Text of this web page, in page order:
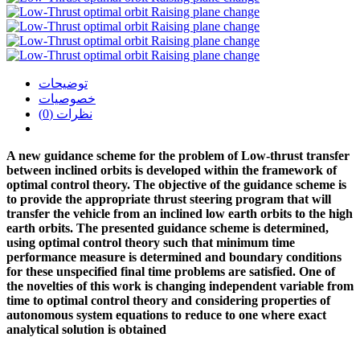
توضیحات
خصوصیات
نظرات (0)
A new guidance scheme for the problem of Low-thrust transfer
between inclined orbits is developed within the framework of
optimal control theory. The objective of the guidance scheme is
to provide the appropriate thrust steering program that will
transfer the vehicle from an inclined low earth orbits to the high
earth orbits. The presented guidance scheme is determined,
using optimal control theory such that minimum time
performance measure is determined and boundary conditions
for these unspecified final time problems are satisfied. One of
the novelties of this work is changing independent variable from
time to optimal control theory and considering properties of
autonomous system equations to reduce to one where exact
analytical solution is obtained